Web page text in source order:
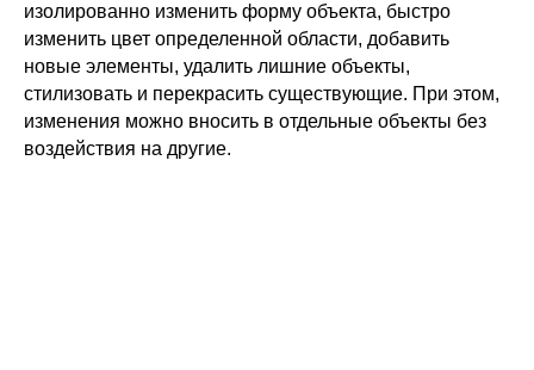
изолированно изменить форму объекта, быстро
изменить цвет определенной области, добавить
новые элементы, удалить лишние объекты,
стилизовать и перекрасить существующие. При этом,
изменения можно вносить в отдельные объекты без
воздействия на другие.